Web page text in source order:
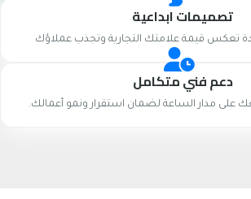
تصميمات ابداعية
تعكس قيمة علامتك التجارية وتجذب عملاؤك
دعم فني متكامل
على مدار الساعة لضمان استقرار ونمو أعمالك.